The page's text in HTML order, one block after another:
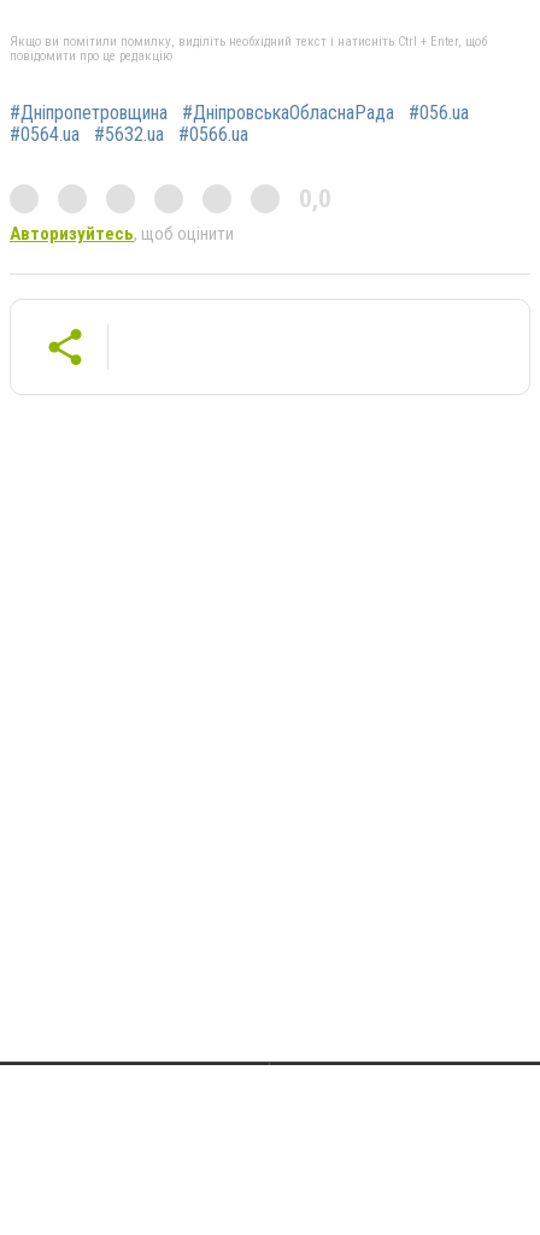
Якщо ви помітили помилку, виділіть необхідний текст і натисніть Ctrl + Enter, щоб
повідомити про це редакцію
#Дніпропетровщина #ДніпровськаОбласнаРада
#056.ua
#0564.ua
#5632.ua #0566.ua
0,0
Авторизуйтесь, щоб оцінити